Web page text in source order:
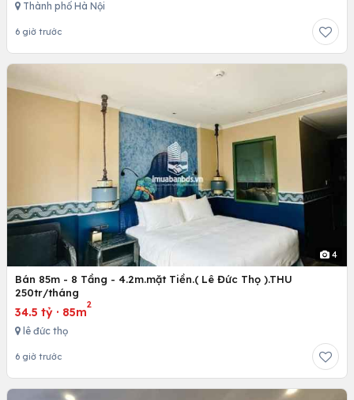
Thành phố Hà Nội
6 giờ trước
4
Bán 85m - 8 Tầng - 4.2m.mặt Tiền.( Lê Đức Thọ ).THU
250tr/tháng
34.5 tỷ · 85m
2
lê đức thọ
6 giờ trước